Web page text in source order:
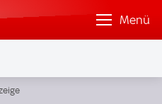
Menü